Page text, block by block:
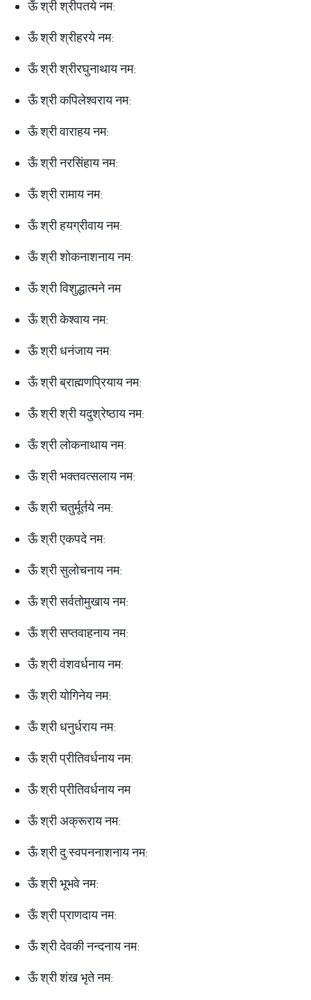
ऊँ श्री श्रीपतये नम:
ऊँ श्री श्रीहरये नम:
ऊँ श्री श्रीरघुनाथाय नम:
ऊँ श्री कपिलेश्वराय नम:
ऊँ श्री वाराहय नम:
ऊँ श्री नरसिंहाय नम:
ऊँ श्री रामाय नम:
ऊँ श्री हयग्रीवाय नम:
ऊँ श्री शोकनाशनाय नम:
ऊँ श्री विशुद्धात्मने नम
ऊँ श्री केश्वाय नम:
ऊँ श्री धनंजाय नम:
ऊँ श्री ब्राह्मणप्रियाय नम:
ऊँ श्री श्री यदुश्रेष्ठाय नम:
ऊँ श्री लोकनाथाय नम:
ऊँ श्री भक्तवत्सलाय नम:
ऊँ श्री चतुर्मूर्तये नम:
ऊँ श्री एकपदे नम:
ऊँ श्री सुलोचनाय नम:
ऊँ श्री सर्वतोमुखाय नम:
ऊँ श्री सप्तवाहनाय नम:
ऊँ श्री वंशवर्धनाय नम:
ऊँ श्री योगिनेय नम:
ऊँ श्री धनुर्धराय नम:
ऊँ श्री प्रीतिवर्धनाय नम:
ऊँ श्री प्रीतिवर्धनाय नम
ऊँ श्री अक्रूराय नम:
ऊँ श्री दु:स्वपननाशनाय नम:
ऊँ श्री भूभवे नम:
ऊँ श्री प्राणदाय नम:
ऊँ श्री देवकी नन्दनाय नम:
ऊँ श्री शंख भृते नम: